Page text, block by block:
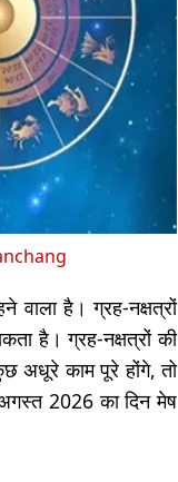
है। ग्रह-नक्षत्रों
है। ग्रह-नक्षत्रों की
अधूरे काम पूरे होंगे, तो
2026 का दिन मेष